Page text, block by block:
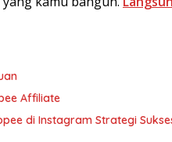
Affiliate
di Instagram Strategi